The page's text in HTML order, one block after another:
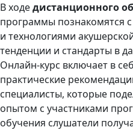
В ходедистанционного
программы познакомятся
и технологиями
тенденции и стандарты в
Онлайн-курс включает в
практические
специалисты, которые
опытом с участниками
обучения слушатели